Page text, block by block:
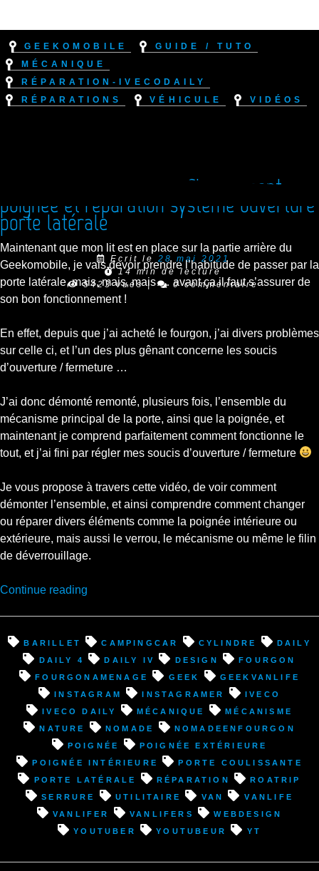
Geekomobile
Guide / Tuto
Mécanique
Réparation-IvecoDaily
Réparations
Véhicule Vidéos
Réparation Iveco Daily : Changement
poignée et réparation système ouverture
porte latérale
Ecrit le 28 mai 2021
14 min de lecture
5423 vues | 0 commentaire
Maintenant que mon lit est en place sur la partie arrière du
Geekomobile, je vais devoir prendre l’habitude de passer par la
porte latérale, mais, mais, mais … avant ça il faut s’assurer de
son bon fonctionnement !
En effet, depuis que j’ai acheté le fourgon, j’ai divers problèmes
sur celle ci, et l’un des plus gênant concerne les soucis
d’ouverture / fermeture …
J’ai donc démonté remonté, plusieurs fois, l’ensemble du
mécanisme principal de la porte, ainsi que la poignée, et
maintenant je comprend parfaitement comment fonctionne le
tout, et j’ai fini par régler mes soucis d’ouverture / fermeture
Je vous propose à travers cette vidéo, de voir comment
démonter l’ensemble, et ainsi comprendre comment changer
ou réparer divers éléments comme la poignée intérieure ou
extérieure, mais aussi le verrou, le mécanisme ou même le filin
de déverrouillage.
Continue reading
:
Changement
poignée
et
réparation
système
ouverture
porte
latérale”
barillet campingcar cylindre
Daily
Daily 4
Daily IV design
fourgon
fourgonamenage
geek
geekvanlife
instagram
instagramer
Iveco
Iveco Daily
mécanique
mécanisme
nature
nomade
nomadeenfourgon
poignée
poignée extérieure
poignée intérieure
porte coulissante
porte latérale
réparation
roatrip
serrure
utilitaire van
VanLife
vanlifer
vanlifers
webdesign
youtuber
youtubeur YT